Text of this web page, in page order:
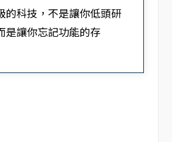
的科技，不是讓你低頭研
是讓你忘記功能的存